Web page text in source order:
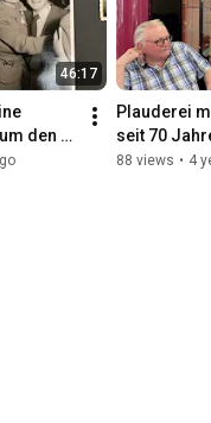
46:17
den
Plauderei
seit 70
Motor-
88 views • 4